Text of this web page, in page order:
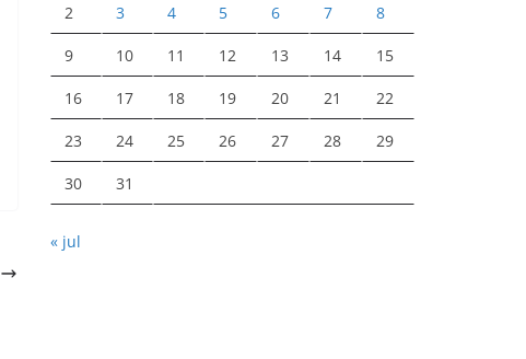
2 3 4 5 6 7 8
9 10 11 12 13 14 15
16 17 18 19 20 21 22
23 24 25 26 27 28 29
30 31
« jul